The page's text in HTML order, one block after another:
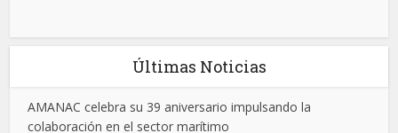
Últimas Noticias
AMANAC celebra su 39 aniversario impulsando la
colaboración en el sector marítimo